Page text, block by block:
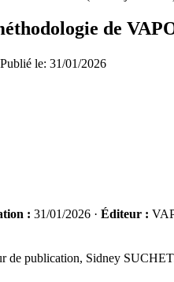
de
Publié le: 31/01/2026
: 31/01/2026 · Éditeur :
de publication, Sidney